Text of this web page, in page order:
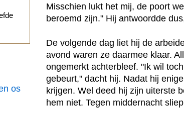
os
Misschien lukt het mij, de poort
beroemd zijn." Hij antwoordde
De volgende dag liet hij de
avond waren ze daarmee klaar.
ongemerkt achterbleef. "Ik wil
gebeurt," dacht hij. Nadat hij
krijgen. Wel deed hij zijn uiterste
hem niet. Tegen middernacht